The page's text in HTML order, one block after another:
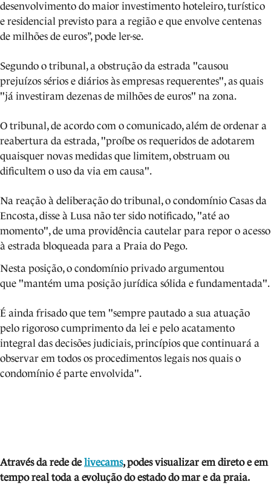
desenvolvimento do maior investimento hoteleiro, turístico
e residencial previsto para a região e que envolve centenas
de milhões de euros”, pode ler-se.
Segundo o tribunal, a obstrução da estrada "causou
prejuízos sérios e diários às empresas requerentes", as quais
"já investiram dezenas de milhões de euros" na zona.
O tribunal, de acordo com o comunicado, além de ordenar a
reabertura da estrada, "proíbe os requeridos de adotarem
quaisquer novas medidas que limitem, obstruam ou
dificultem o uso da via em causa".
Na reação à deliberação do tribunal, o condomínio Casas da
Encosta, disse à Lusa não ter sido notificado, "até ao
momento", de uma providência cautelar para repor o acesso
à estrada bloqueada para a Praia do Pego.
Nesta posição, o condomínio privado argumentou
que "mantém uma posição jurídica sólida e fundamentada".
É ainda frisado que tem "sempre pautado a sua atuação
pelo rigoroso cumprimento da lei e pelo acatamento
integral das decisões judiciais, princípios que continuará a
observar em todos os procedimentos legais nos quais o
condomínio é parte envolvida".
Através da rede delivecams, podes visualizar em direto e em
tempo real toda a evolução do estado do mar e da praia.